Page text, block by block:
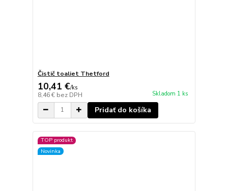
Čistič toaliet Thetford
10,41 €/ks
8,46 € bez DPH Skladom 1 ks
Pridať do košíka
TOP produkt
Novinka